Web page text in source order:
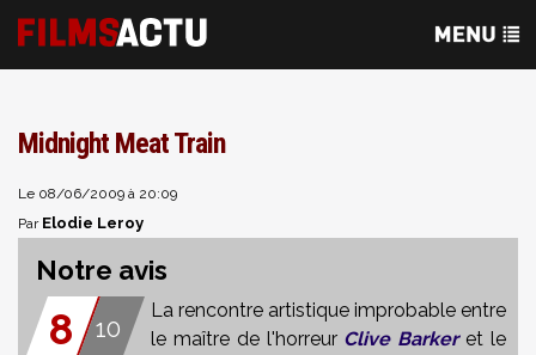
Midnight Meat Train
Le 08/06/2009 à 20:09
Par Elodie Leroy
Notre avis
8 10
La rencontre artistique improbable entre
le maître de l'horreur Clive Barkeret le